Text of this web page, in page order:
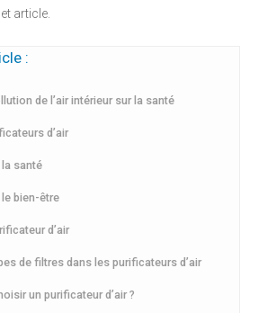
article.
:
de l’air intérieur sur la santé
d’air
santé
bien-être
d’air
de filtres dans les purificateurs d’air
un purificateur d’air ?